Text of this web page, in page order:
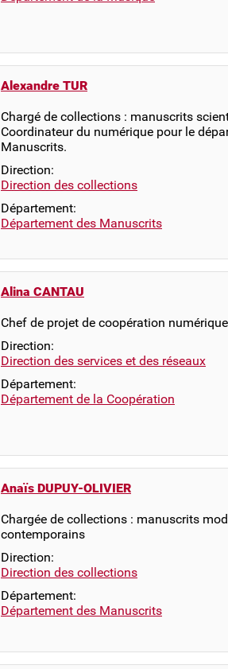
Alexandre TUR
Chargé de collections : manuscrits
Coordinateur du numérique pour le
Manuscrits.
Direction:
Direction des collections
Département:
Département des Manuscrits
Alina CANTAU
Chef de projet de coopération numérique
Direction:
Direction des services et des réseaux
Département:
Département de la Coopération
Anaïs DUPUY-OLIVIER
Chargée de collections : manuscrits
contemporains
Direction:
Direction des collections
Département:
Département des Manuscrits